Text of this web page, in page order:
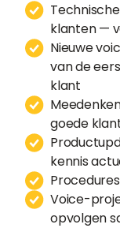
klanten —
Nieuwe
van de
klant
goede
kennis
Voice-
opvolgen